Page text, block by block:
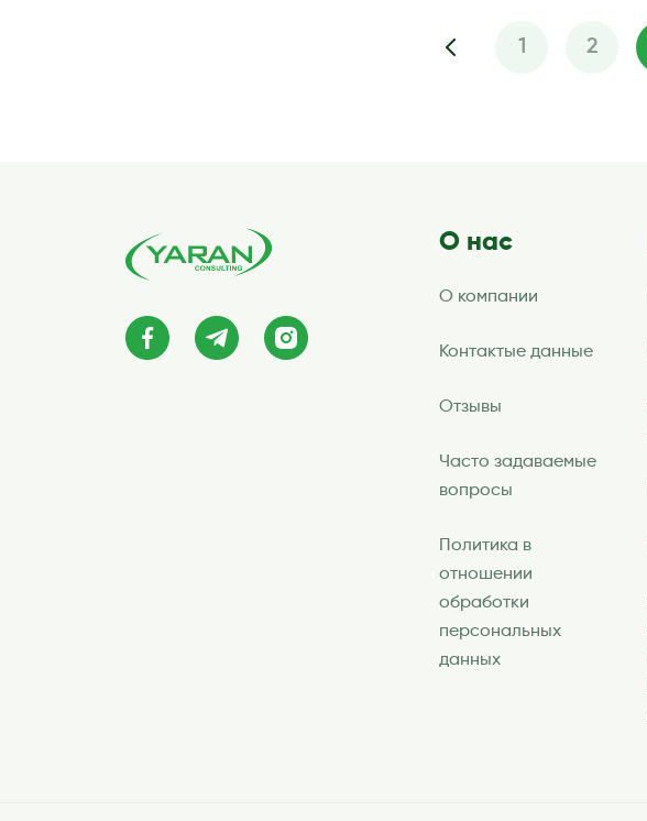
1 2
О нас
О компании
Контактые данные
Отзывы
Часто задаваемые
вопросы
Политика в
отношении
обработки
персональных
данных